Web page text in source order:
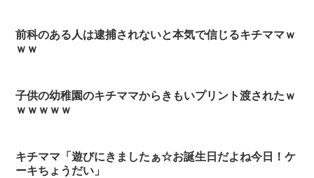
前科のある人は逮捕されないと本気で信じるキチママｗ
ｗｗ
子供の幼稚園のキチママからきもいプリント渡されたｗ
ｗｗｗｗｗ
キチママ「遊びにきましたぁ☆お誕生日だよね今日！ケ
ーキちょうだい」